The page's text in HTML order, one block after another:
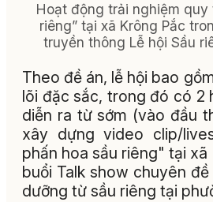
Hoạt động trải nghiệm quy
riêng” tại xã Krông Pắc
truyền thông Lễ hội Sầu
Theo đề án, lễ hội bao
lõi đặc sắc, trong đó có 2
diễn ra từ sớm (vào đầu
xây dựng video clip/
phấn hoa sầu riêng" tại
buổi Talk show chuyên
dưỡng từ sầu riêng tại